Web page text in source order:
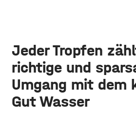
Jeder Tropfen
richtige und
Umgang mit dem
Gut Wasser